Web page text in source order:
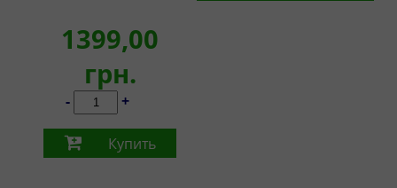
1399,00
грн.
- +
Купить